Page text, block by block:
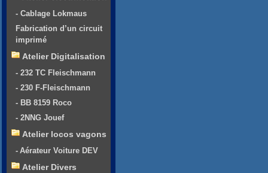
- Cablage Lokmaus
Fabrication d’un circuit
imprimé
Atelier Digitalisation
- 232 TC Fleischmann
- 230 F-Fleischmann
- BB 8159 Roco
- 2NNG Jouef
Atelier locos vagons
- Aérateur Voiture DEV
Atelier Divers